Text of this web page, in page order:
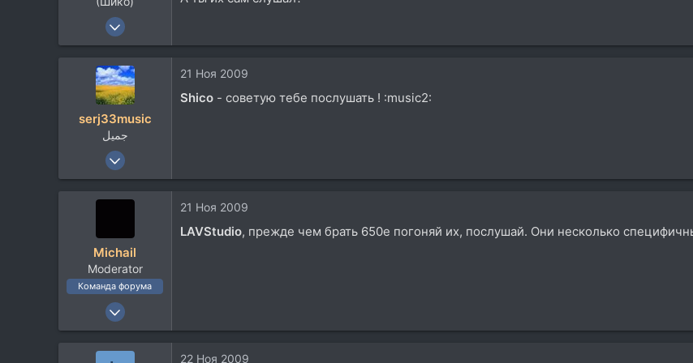
10 Фев 2005
serj33music
جميل
4 Мар 2008
Україна
21 Ноя 2009
Shico - советую тебе послушать ! :music2:
Michail
Moderator
Команда форума
21 Май 2006
1.600
21 Ноя 2009
LAVStudio, прежде чем брать 650е погоняй их, послушай. Они несколько
22 Ноя 2009